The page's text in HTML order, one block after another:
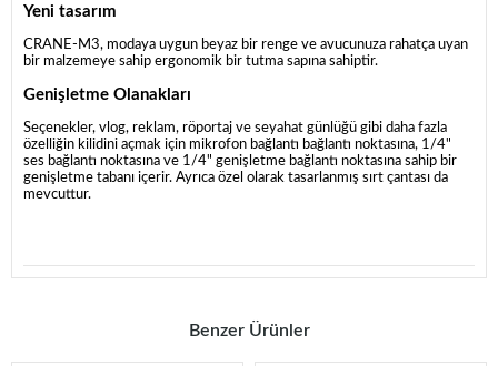
Yeni tasarım
CRANE-M3, modaya uygun beyaz bir renge ve avucunuza rahatça uyan
bir malzemeye sahip ergonomik bir tutma sapına sahiptir.
Genişletme Olanakları
Seçenekler, vlog, reklam, röportaj ve seyahat günlüğü gibi daha fazla
özelliğin kilidini açmak için mikrofon bağlantı bağlantı noktasına, 1/4"
ses bağlantı noktasına ve 1/4" genişletme bağlantı noktasına sahip bir
genişletme tabanı içerir. Ayrıca özel olarak tasarlanmış sırt çantası da
mevcuttur.
Benzer Ürünler